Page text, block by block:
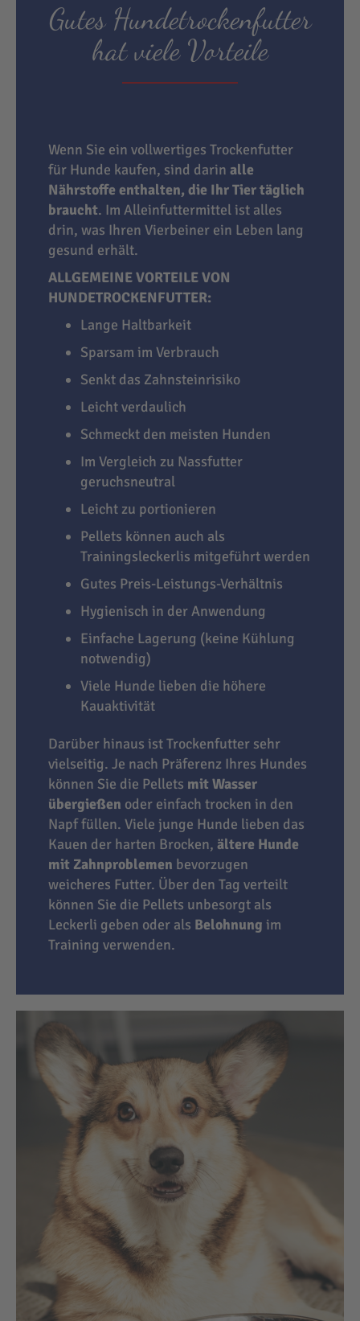
Gutes Hundetrockenfutter
hat viele Vorteile
Wenn Sie ein vollwertiges Trockenfutter
für Hunde kaufen, sind darin alle
Nährstoffe enthalten, die Ihr Tier täglich
braucht. Im Alleinfuttermittel ist alles
drin, was Ihren Vierbeiner ein Leben lang
gesund erhält.
ALLGEMEINE VORTEILE VON
HUNDETROCKENFUTTER:
Lange Haltbarkeit
Sparsam im Verbrauch
Senkt das Zahnsteinrisiko
Leicht verdaulich
Schmeckt den meisten Hunden
Im Vergleich zu Nassfutter
geruchsneutral
Leicht zu portionieren
Pellets können auch als
Trainingsleckerlis mitgeführt werden
Gutes Preis-Leistungs-Verhältnis
Hygienisch in der Anwendung
Einfache Lagerung (keine Kühlung
notwendig)
Viele Hunde lieben die höhere
Kauaktivität
Darüber hinaus ist Trockenfutter sehr
vielseitig. Je nach Präferenz Ihres Hundes
können Sie die Pellets mit Wasser
übergießen oder einfach trocken in den
Napf füllen. Viele junge Hunde lieben das
Kauen der harten Brocken, ältere Hunde
mit Zahnproblemen bevorzugen
weicheres Futter. Über den Tag verteilt
können Sie die Pellets unbesorgt als
Leckerli geben oder als Belohnung im
Training verwenden.